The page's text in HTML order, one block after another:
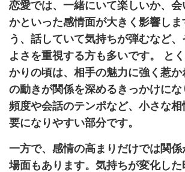
恋愛では、一緒にいて楽しいか、
かといった感情面が大きく影響し
う、話していて気持ちが弾むなど
よさを重視する方も多いです。 と
かりの頃は、相手の魅力に強く惹
の動きが関係を深めるきっかけに
頻度や会話のテンポなど、小さな
要になりやすい部分です。
一方で、感情の高まりだけでは関
場面もあります。気持ちが変化し